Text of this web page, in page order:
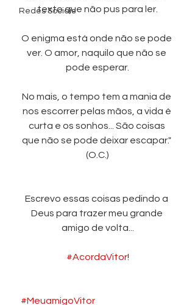
Redes Sociais
texto que não pus para ler.
O enigma está onde não se pode
ver. O amor, naquilo que não se
pode esperar.
No mais, o tempo tem a mania de
nos escorrer pelas mãos, a vida é
curta e os sonhos... São coisas
que não se pode deixar escapar."
(O.C.)
Escrevo essas coisas pedindo a
Deus para trazer meu grande
amigo de volta...
#AcordaVitor!
#MeuamigoVitor